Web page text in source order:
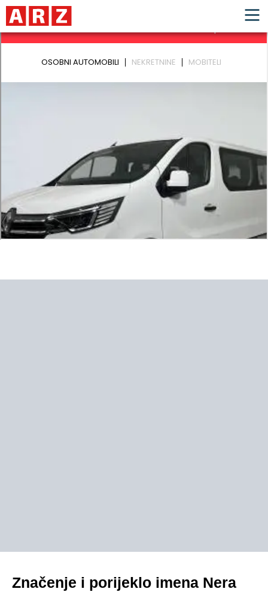
Značenje i porijeklo imena Nera